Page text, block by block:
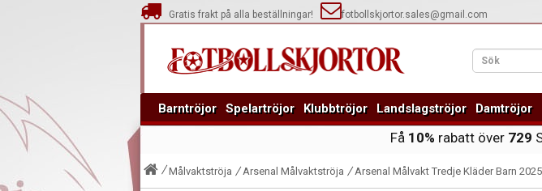
Gratis frakt på alla beställningar! fotbollskjortor.sales@gmail.com
Barntröjor Spelartröjor Klubbtröjor Landslagströjor Damtröjor
Få 10% rabatt över 729
Målvaktströja Arsenal Målvaktströja Arsenal Målvakt Tredje Kläder Barn